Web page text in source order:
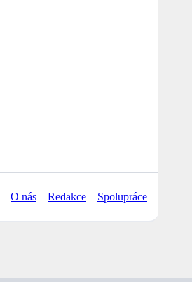
O nás Redakce Spolupráce